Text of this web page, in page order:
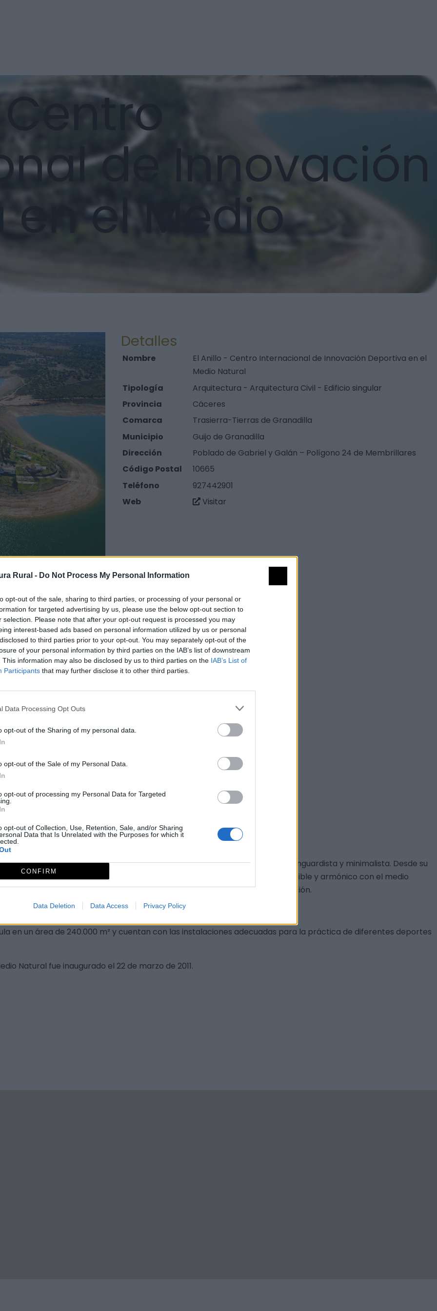
Rural - Do Not Process My Personal Information
opt-out of the sale, sharing to third parties, or processing of your personal or
for targeted advertising by us, please use the below opt-out section to
selection. Please note that after your opt-out request is processed you may
interest-based ads based on personal information utilized by us or personal
to third parties prior to your opt-out. You may separately opt-out of the
of your personal information by third parties on the IAB’s list of downstream
This information may also be disclosed by us to third parties on the IAB’s List of
Participants that may further disclose it to other third parties.
Data Processing Opt Outs
opt-out of the Sharing of my personal data.
opt-out of the Sale of my Personal Data.
opt-out of processing my Personal Data for Targeted
opt-out of Collection, Use, Retention, Sale, and/or Sharing
Data that Is Unrelated with the Purposes for which it
CONFIRM
Data Deletion Data Access Privacy Policy
de Innovación
en el Medio
Detalles
Nombre
El Anillo - Centro Internacional de Innovación Deportiva en el
Medio Natural
Tipología
Arquitectura - Arquitectura Civil - Edificio singular
Provincia
Cáceres
Comarca
Trasierra-Tierras de Granadilla
Municipio
Guijo de Granadilla
Dirección
Poblado de Gabriel y Galán – Polígono 24 de Membrillares
Código Postal
10665
Teléfono
927442901
Web
Visitar
Deportiva en el Medio Natural y que le da nombre, "El Anillo".
de 200 m. de diámetro que destaca arquitectónicamente por su estilo vanguardista y minimalista. Desde su
exteriores. Para su construcción se dio preferencia a un desarrollo sostenible y armónico con el medio
5000 m², repartidos en aulas, laboratorios y salas de presentación.
Maria Sánchez García.
en un área de 240.000 m² y cuentan con las instalaciones adecuadas para la práctica de diferentes deportes
Natural fue inaugurado el 22 de marzo de 2011.